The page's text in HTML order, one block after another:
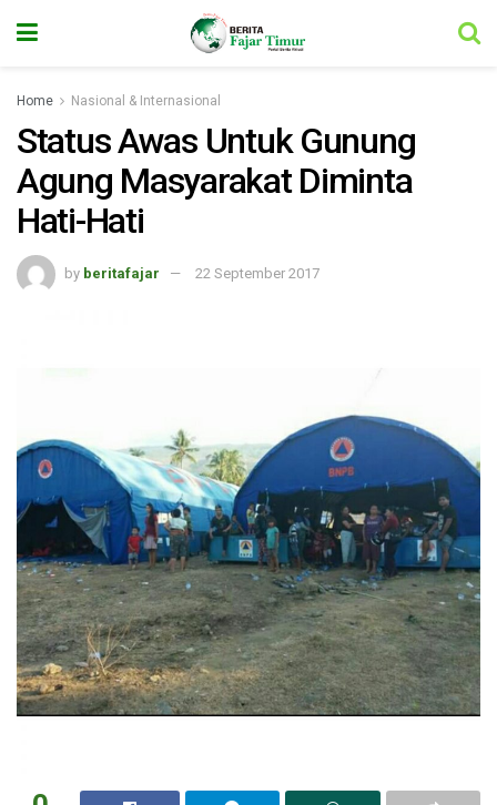
Home Nasional & Internasional
Status Awas Untuk Gunung
Agung Masyarakat Diminta
Hati-Hati
by beritafajar 22 September 2017